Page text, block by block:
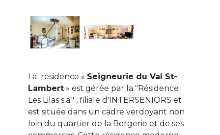
La résidence « Seigneurie du Val St-
Lambert» est gérée par la "Résidence
Les Lilas s.a." , filiale d'INTERSENIORS et
est située dans un cadre verdoyant non
loin du quartier de la Bergerie et de ses